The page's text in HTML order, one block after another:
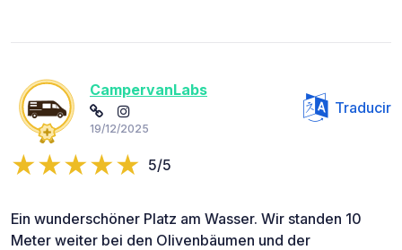
CampervanLabs
19/12/2025
Traducir
5/5
Ein wunderschöner Platz am Wasser. Wir standen 10
Meter weiter bei den Olivenbäumen und der